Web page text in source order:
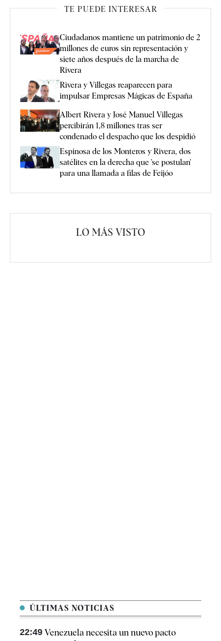
TE PUEDE INTERESAR
Ciudadanos mantiene un patrimonio de 2
millones de euros sin representación y
siete años después de la marcha de
Rivera
Rivera y Villegas reaparecen para
impulsar Empresas Mágicas de España
Albert Rivera y José Manuel Villegas
percibirán 1,8 millones tras ser
condenado el despacho que los despidió
Espinosa de los Monteros y Rivera, dos
satélites en la derecha que 'se postulan'
para una llamada a filas de Feijóo
LO MÁS VISTO
ÚLTIMAS NOTICIAS
22:49 Venezuela necesita un nuevo pacto